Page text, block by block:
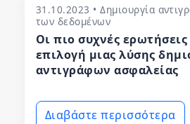
31.10.2023 • Δημιουργία
των δεδομένων
Οι πιο συχνές
επιλογή μιας λύσης
αντιγράφων ασφαλείας
Διαβάστε περισσότερα